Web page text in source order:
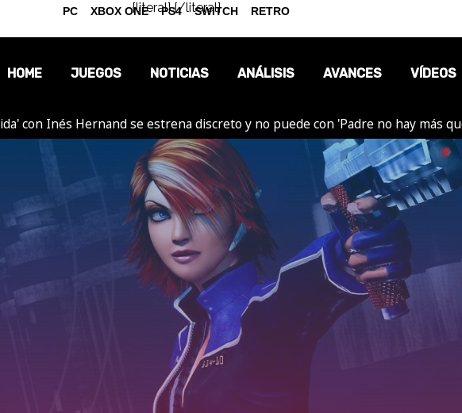
{literal}{/literal}
HOME JUEGOS NOTICIAS
OPINIÓN
REPORTAJES
ANÁLISIS AVANCES VÍDEOS
con Inés Hernand se estrena discreto y no puede con 'Padre no hay más
PC XBOX ONE PS4 SWITCH RETRO